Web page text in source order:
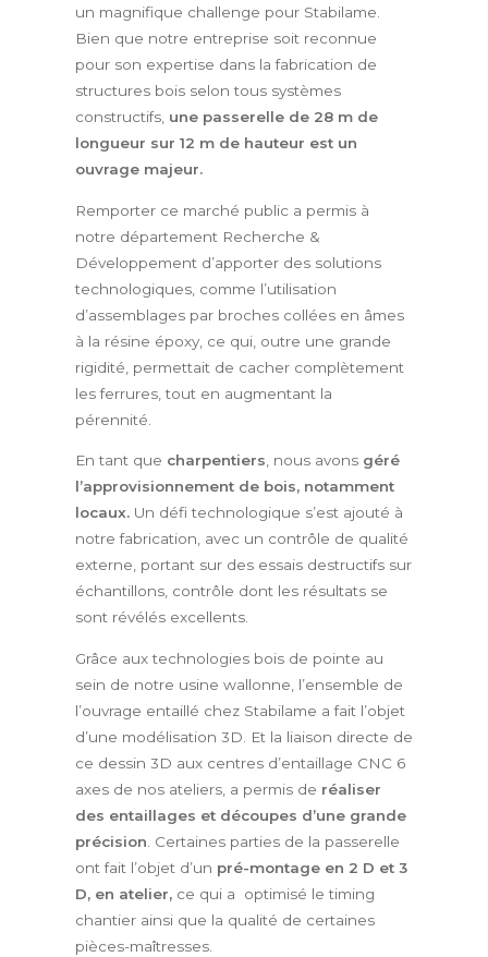
un magnifique challenge pour Stabilame.
Bien que notre entreprise soit reconnue
pour son expertise dans la fabrication de
structures bois selon tous systèmes
constructifs, une passerelle de 28 m de
longueur sur 12 m de hauteur est un
ouvrage majeur.
Remporter ce marché public a permis à
notre département Recherche &
Développement d’apporter des solutions
technologiques, comme l’utilisation
d’assemblages par broches collées en âmes
à la résine époxy, ce qui, outre une grande
rigidité, permettait de cacher complètement
les ferrures, tout en augmentant la
pérennité.
En tant que charpentiers, nous avons géré
l’approvisionnement de bois, notamment
locaux. Un défi technologique s’est ajouté à
notre fabrication, avec un contrôle de qualité
externe, portant sur des essais destructifs sur
échantillons, contrôle dont les résultats se
sont révélés excellents.
Grâce aux technologies bois de pointe au
sein de notre usine wallonne, l’ensemble de
l’ouvrage entaillé chez Stabilame a fait l’objet
d’une modélisation 3D. Et la liaison directe de
ce dessin 3D aux centres d’entaillage CNC 6
axes de nos ateliers, a permis de réaliser
des entaillages et découpes d’une grande
précision . Certaines parties de la passerelle
ont fait l’objet d’un pré-montage en 2 D et 3
D, en atelier, ce qui a optimisé le timing
chantier ainsi que la qualité de certaines
pièces-maîtresses.